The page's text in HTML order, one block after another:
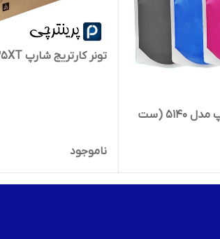
پودر تونر شارژ شارپ مدل ۵۱۴۰ (ست
تونر کارتریج شارپ MX-235XT
ناموجود